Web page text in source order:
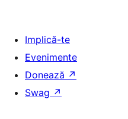
Implică-te
Evenimente
Donează ↗
Swag ↗